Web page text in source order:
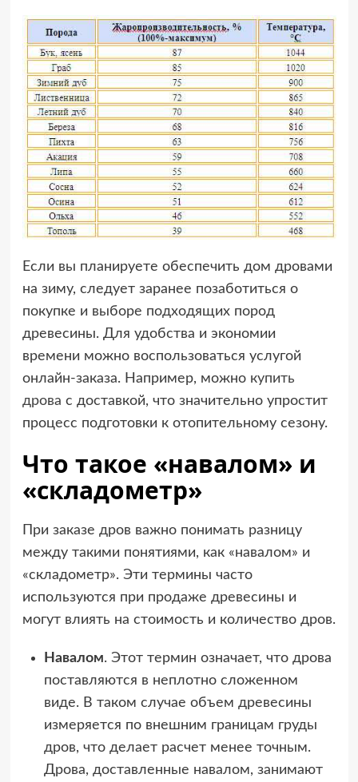
Если вы планируете обеспечить дом дровами
на зиму, следует заранее позаботиться о
покупке и выборе подходящих пород
древесины. Для удобства и экономии
времени можно воспользоваться услугой
онлайн-заказа. Например, можно купить
дрова с доставкой, что значительно упростит
процесс подготовки к отопительному сезону.
Что такое «навалом» и
«складометр»
При заказе дров важно понимать разницу
между такими понятиями, как «навалом» и
«складометр». Эти термины часто
используются при продаже древесины и
могут влиять на стоимость и количество дров.
Навалом. Этот термин означает, что дрова
поставляются в неплотно сложенном
виде. В таком случае объем древесины
измеряется по внешним границам груды
дров, что делает расчет менее точным.
Дрова, доставленные навалом, занимают